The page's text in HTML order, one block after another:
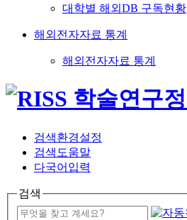
대학별 해외DB 구독현황
해외전자자료 통계
해외전자자료 통계
검색환경설정
검색도움말
다국어입력
검색